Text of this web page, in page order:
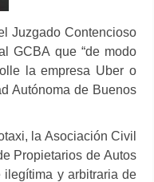
Juzgado Contencioso
GCBA que “de modo
la empresa Uber o
Autónoma de Buenos
la Asociación Civil
Propietarios de Autos
ilegítima y arbitraria de